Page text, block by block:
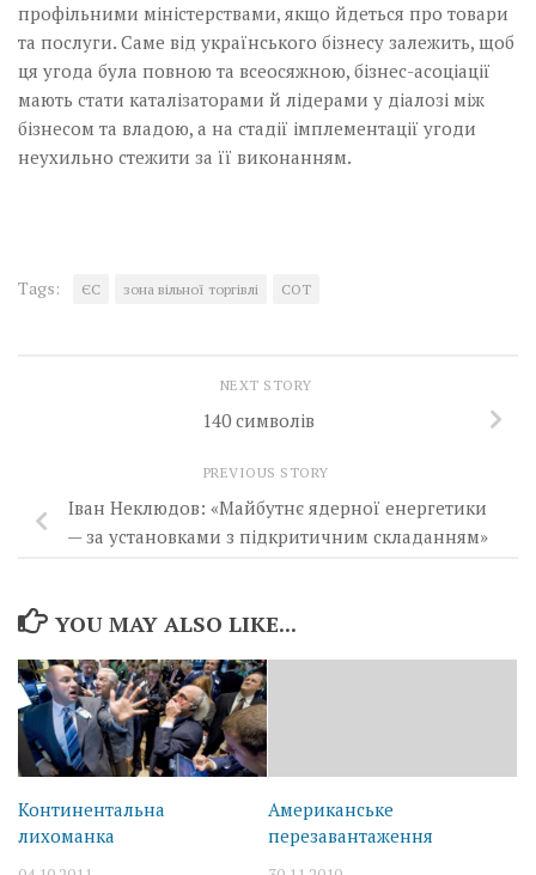
профільними міністерствами, якщо йдеться про товари
та послуги. Саме від українського бізнесу залежить, щоб
ця угода була повною та всеосяжною, бізнес-асоціації
мають стати каталізаторами й лідерами у діалозі між
бізнесом та владою, а на стадії імплементації угоди
неухильно стежити за її виконанням.
Tags: ЄС зона вільної торгівлі СОТ
NEXT STORY
140 символів
PREVIOUS STORY
Іван Неклюдов: «Майбутнє ядерної енергетики
— за установками з підкритичним складанням»
YOU MAY ALSO LIKE...
Континентальна
лихоманка
Американське
перезавантаження